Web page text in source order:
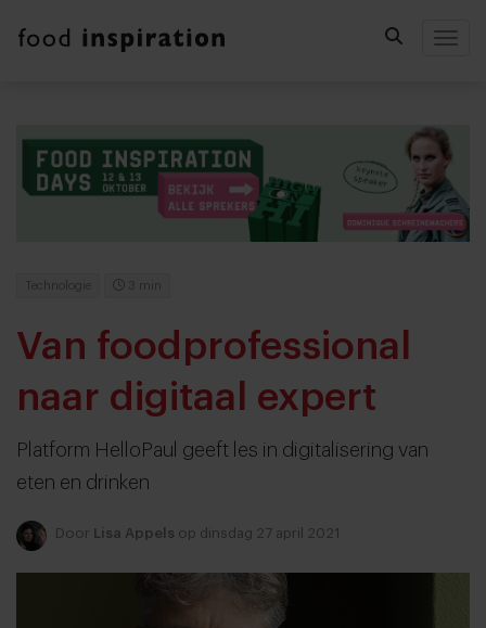
Technologie 3 min
Van foodprofessional
naar digitaal expert
Platform HelloPaul geeft les in digitalisering van
eten en drinken
Door Lisa Appels op dinsdag 27 april 2021